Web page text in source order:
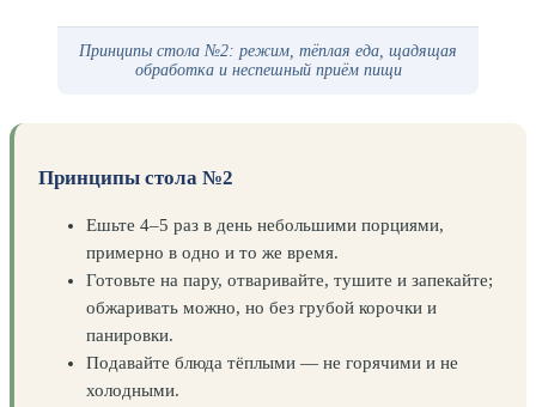
Принципы стола №2: режим, тёплая еда, щадящая
обработка и неспешный приём пищи
Принципы стола №2
Ешьте 4–5 раз в день небольшими порциями,
примерно в одно и то же время.
Готовьте на пару, отваривайте, тушите и запекайте;
обжаривать можно, но без грубой корочки и
панировки.
Подавайте блюда тёплыми — не горячими и не
холодными.